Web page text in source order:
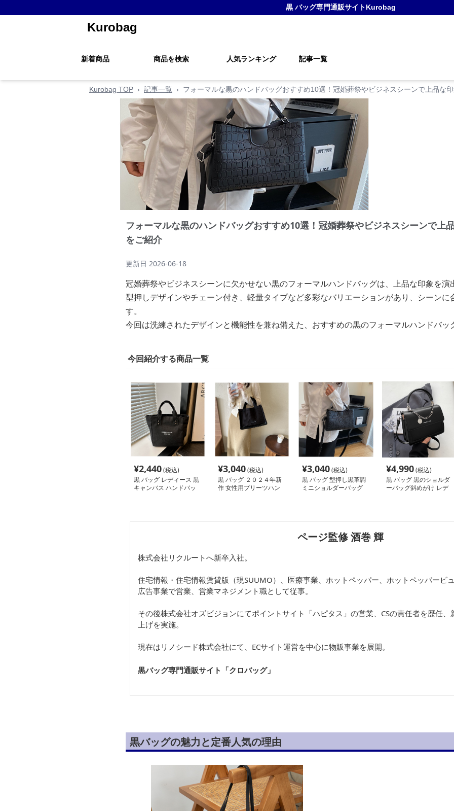
黒 バッグ専門通販サイトKurobag
Kurobag
新着商品 商品を検索 人気ランキング 記事一覧
Kurobag TOP › 記事一覧 › フォーマルな黒のハンドバッグおすすめ10選！冠婚葬祭やビジネスシーンで上品な
フォーマルな黒のハンドバッグおすすめ10選！冠婚葬祭やビジネスシーンで上
をご紹介
更新日 2026-06-18
冠婚葬祭やビジネスシーンに欠かせない黒のフォーマルハンドバッグは、上品な印象を演
型押しデザインやチェーン付き、軽量タイプなど多彩なバリエーションがあり、シーンに
す。
今回は洗練されたデザインと機能性を兼ね備えた、おすすめの黒のフォーマルハンドバッ
今回紹介する商品一覧
¥2,440(税込)
黒 バッグ レディース 黒
キャンバス ハンドバッ
¥3,040(税込)
黒 バッグ ２０２４年新
作 女性用プリーツハン
¥3,040(税込)
黒 バッグ 型押し黒革調
ミニショルダーバッグ
¥4,990(税込)
黒 バッグ 黒のショルダ
ーバッグ斜めがけ レデ
ページ監修 酒巻 輝
株式会社リクルートへ新卒入社。
住宅情報・住宅情報賃貸版（現SUUMO）、医療事業、ホットペッパー、ホットペッパービ
広告事業で営業、営業マネジメント職として従事。
その後株式会社オズビジョンにてポイントサイト「ハピタス」の営業、CSの責任者を歴任、
上げを実施。
現在はリノシード株式会社にて、ECサイト運営を中心に物販事業を展開。
黒バッグ専門通販サイト「クロバッグ」
黒バッグの魅力と定番人気の理由